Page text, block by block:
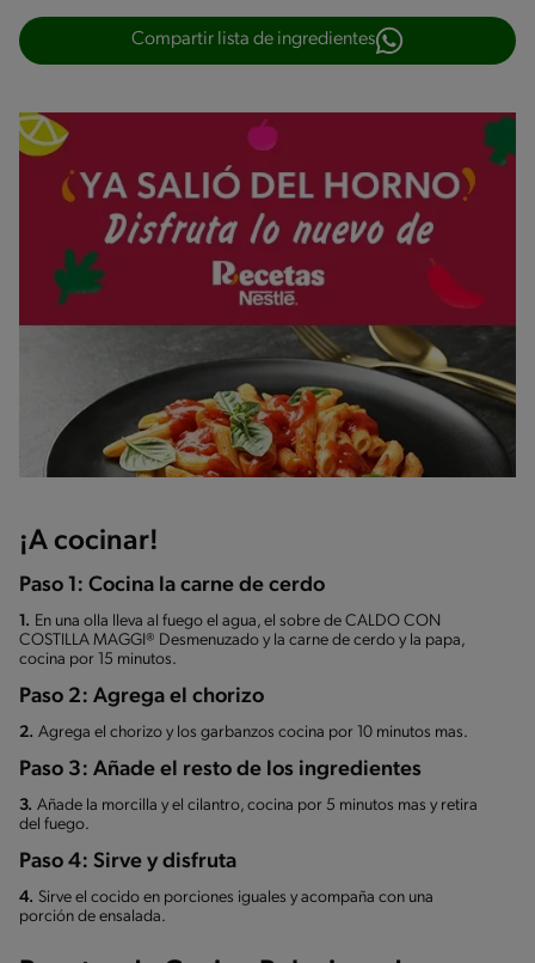
Compartir lista de ingredientes
¡A cocinar!
Paso 1: Cocina la carne de cerdo
1. En una olla lleva al fuego el agua, el sobre de CALDO CON
COSTILLA MAGGI® Desmenuzado y la carne de cerdo y la papa,
cocina por 15 minutos.
Paso 2: Agrega el chorizo
2. Agrega el chorizo y los garbanzos cocina por 10 minutos mas.
Paso 3: Añade el resto de los ingredientes
3. Añade la morcilla y el cilantro, cocina por 5 minutos mas y retira
del fuego.
Paso 4: Sirve y disfruta
4. Sirve el cocido en porciones iguales y acompaña con una
porción de ensalada.